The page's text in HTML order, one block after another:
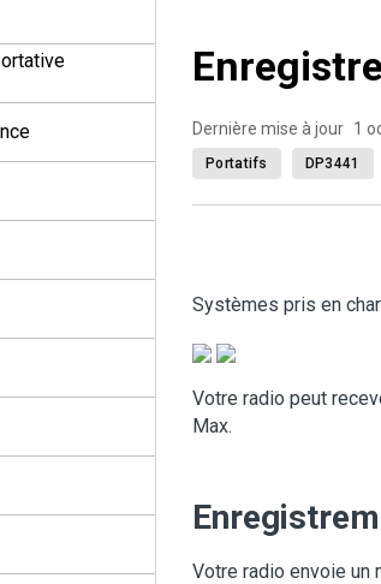
Dernière mise à jour 1
Portatifs DP3441
Systèmes pris en
Votre radio peut
Max.
Votre radio envoie